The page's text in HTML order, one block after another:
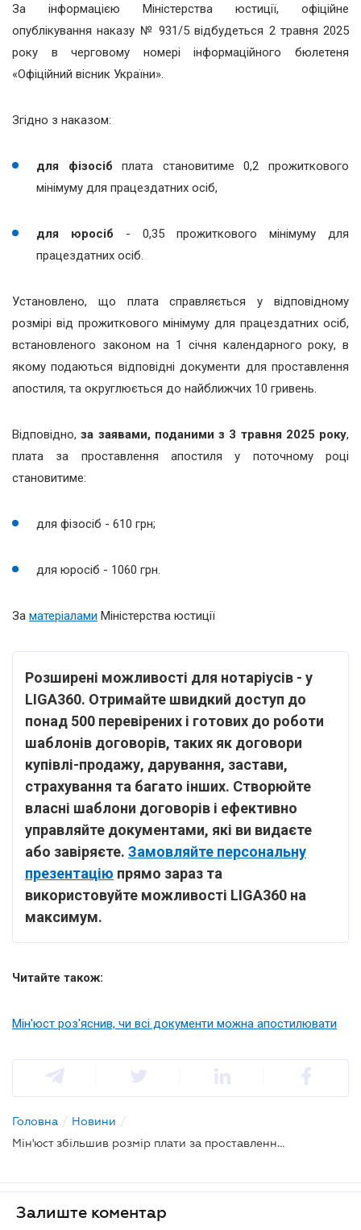
За інформацією Міністерства юстиції, офіційне
опублікування наказу № 931/5 відбудеться 2 травня 2025
року в черговому номері інформаційного бюлетеня
«Офіційний вісник України».
Згідно з наказом:
для фізосіб плата становитиме 0,2 прожиткового
мінімуму для працездатних осіб,
для юросіб - 0,35 прожиткового мінімуму для
працездатних осіб.
Установлено, що плата справляється у відповідному
розмірі від прожиткового мінімуму для працездатних осіб,
встановленого законом на 1 січня календарного року, в
якому подаються відповідні документи для проставлення
апостиля, та округлюється до найближчих 10 гривень.
Відповідно,за заявами, поданими з 3 травня 2025 року,
плата за проставлення апостиля у поточному році
становитиме:
для фізосіб - 610 грн;
для юросіб - 1060 грн.
За матеріалами Міністерства юстиції
Розширені можливості для нотаріусів - у
LIGA360. Отримайте швидкий доступ до
понад 500 перевірених і готових до роботи
шаблонів договорів, таких як договори
купівлі-продажу, дарування, застави,
страхування та багато інших. Створюйте
власні шаблони договорів і ефективно
управляйте документами, які ви видаєте
або завіряєте. Замовляйте персональну
презентацію прямо зараз та
використовуйте можливості LIGA360 на
максимум.
Читайте також:
Мін'юст роз'яснив, чи всі документи можна апостилювати
Головна / Новини /
Мін'юст збільшив розмір плати за проставлення апостиля
Залиште коментар